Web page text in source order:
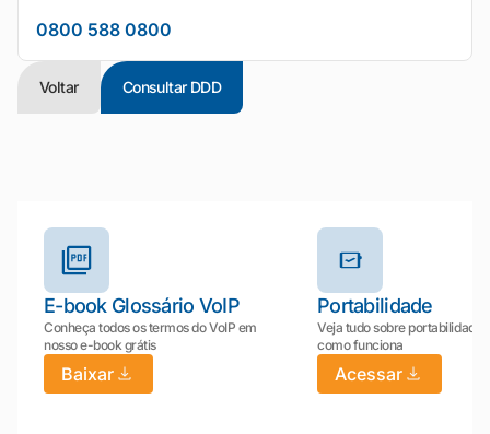
0800 588 0800
Voltar Consultar DDD
E-book Glossário VoIP
Conheça todos os termos do VoIP em
nosso e-book grátis
Baixar
Portabilidade
Veja tudo sobre portabilidade:
como funciona
Acessar